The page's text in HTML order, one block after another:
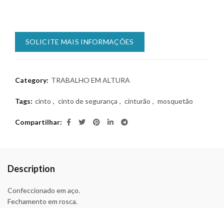
SOLICITE MAIS INFORMAÇÕES
Category: TRABALHO EM ALTURA
Tags: cinto , cinto de segurança , cinturão , mosquetão
Compartilhar
Description
Confeccionado em aço.
Fechamento em rosca.